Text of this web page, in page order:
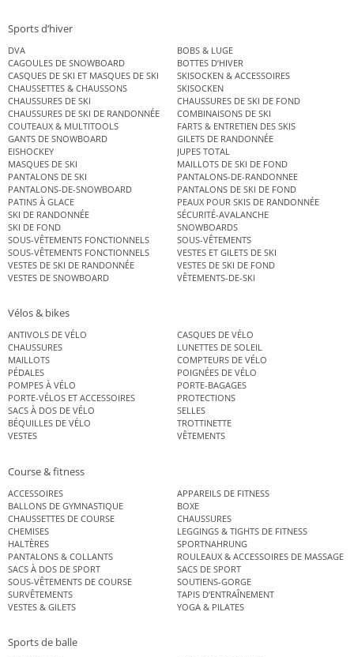
Sports d’hiver
DVA
BOBS & LUGE
CAGOULES DE SNOWBOARD
BOTTES D’HIVER
CASQUES DE SKI ET MASQUES DE SKI
SKISOCKEN & ACCESSOIRES
CHAUSSETTES & CHAUSSONS
SKISOCKEN
CHAUSSURES DE SKI
CHAUSSURES DE SKI DE FOND
CHAUSSURES DE SKI DE RANDONNÉE
COMBINAISONS DE SKI
COUTEAUX & MULTITOOLS
FARTS & ENTRETIEN DES SKIS
GANTS DE SNOWBOARD
GILETS DE RANDONNÉE
EISHOCKEY
JUPES TOTAL
MASQUES DE SKI
MAILLOTS DE SKI DE FOND
PANTALONS DE SKI
PANTALONS-DE-RANDONNEE
PANTALONS-DE-SNOWBOARD
PANTALONS DE SKI DE FOND
PATINS À GLACE
PEAUX POUR SKIS DE RANDONNÉE
SKI DE RANDONNÉE
SÉCURITÉ-AVALANCHE
SKI DE FOND
SNOWBOARDS
SOUS-VÊTEMENTS FONCTIONNELS
SOUS-VÊTEMENTS
SOUS-VÊTEMENTS FONCTIONNELS
VESTES ET GILETS DE SKI
VESTES DE SKI DE RANDONNÉE
VESTES DE SKI DE FOND
VESTES DE SNOWBOARD
VÊTEMENTS-DE-SKI
Vélos & bikes
ANTIVOLS DE VÉLO
CASQUES DE VÉLO
CHAUSSURES
LUNETTES DE SOLEIL
MAILLOTS
COMPTEURS DE VÉLO
PÉDALES
POIGNÉES DE VÉLO
POMPES À VÉLO
PORTE-BAGAGES
PORTE-VÉLOS ET ACCESSOIRES
PROTECTIONS
SACS À DOS DE VÉLO
SELLES
BÉQUILLES DE VÉLO
TROTTINETTE
VESTES
VÊTEMENTS
Course & fitness
ACCESSOIRES
APPAREILS DE FITNESS
BALLONS DE GYMNASTIQUE
BOXE
CHAUSSETTES DE COURSE
CHAUSSURES
CHEMISES
LEGGINGS & TIGHTS DE FITNESS
HALTÈRES
SPORTNAHRUNG
PANTALONS & COLLANTS
ROULEAUX & ACCESSOIRES DE MASSAGE
SACS À DOS DE SPORT
SACS DE SPORT
SOUS-VÊTEMENTS DE COURSE
SOUTIENS-GORGE
SURVÊTEMENTS
TAPIS D’ENTRAÎNEMENT
VESTES & GILETS
YOGA & PILATES
Sports de balle